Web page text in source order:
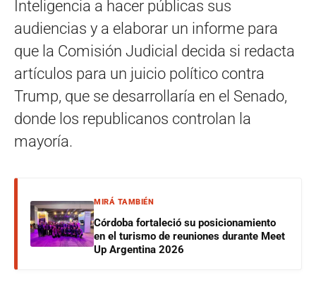
Inteligencia a hacer públicas sus
audiencias y a elaborar un informe para
que la Comisión Judicial decida si redacta
artículos para un juicio político contra
Trump, que se desarrollaría en el Senado,
donde los republicanos controlan la
mayoría.
MIRÁ TAMBIÉN
Córdoba fortaleció su posicionamiento
en el turismo de reuniones durante Meet
Up Argentina 2026